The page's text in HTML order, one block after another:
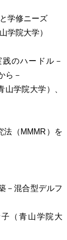
学修ニーズ
学院大学）
のハードル－
ら－
学院大学）、
法（MMMR）を
－混合型デルフ
（青山学院大